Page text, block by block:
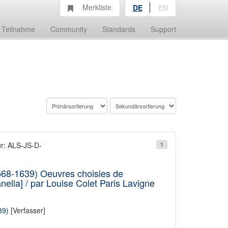
Teilnahme Community Standards Support
Merkliste DE EN
1
ALS-JS-D-
1639) Oeuvres choisies de
/ par Louise Colet Paris Lavigne
[Verfasser]